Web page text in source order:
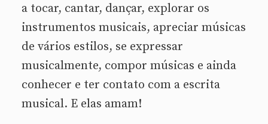
a tocar, cantar, dançar, explorar os
instrumentos musicais, apreciar músicas
de vários estilos, se expressar
musicalmente, compor músicas e ainda
conhecer e ter contato com a escrita
musical. E elas amam!